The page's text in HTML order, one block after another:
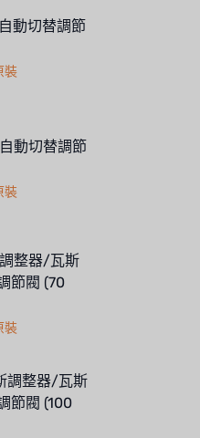
動切替調節
裝
動切替調節
裝
整器/瓦斯
節閥 (70
裝
調整器/瓦斯
節閥 (100